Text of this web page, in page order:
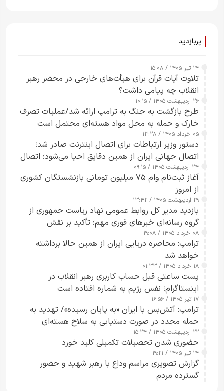
پربازدید
۱۴ تیر ۱۴۰۵ / ۱۵:۰۸
تلاوت آیات قرآن برای هیأت‌های خارجی در محضر رهبر
انقلاب چه پیامی داشت؟
۲۶ اردیبهشت ۱۴۰۵ / ۱۰:۱۵
طرح‌ بازگشت به جنگ به ترامپ ارائه شد/عملیات تصرف
خارک و حمله به محل مواد هسته‌ای محتمل است
۰۵ خرداد ۱۴۰۵ / ۱۳:۲۸
دستور وزیر ارتباطات برای اتصال اینترنت صادر شد؛
اتصال جهانی ایران از همین دقایق احیا می‌شود؛ اتصال
کامل مردم تا ۲۴ ساعت آینده
۲۴ اردیبهشت ۱۴۰۵ / ۰۹:۱۵
آغاز ثبت‌نام وام ۷۵ میلیون تومانی بازنشستگان کشوری
از امروز
۲۹ اردیبهشت ۱۴۰۵ / ۱۳:۴۲
بازدید مدیر کل روابط عمومی نهاد ریاست جمهوری از
گروه رسانه‌ای خبرهای فوری مهم؛ تأکید بر نقش
رسانه‌های هوشمند و مسئول در ارتقای آگاهی عمومی
۰۸ خرداد ۱۴۰۵ / ۱۹:۰۸
ترامپ: محاصره دریایی ایران از همین حالا برداشته
خواهد شد
۱۸ خرداد ۱۴۰۵ / ۰۱:۳۳
پست ساعتی قبل حساب کاربری رهبر انقلاب در
اینستاگرام؛ نفس رژیم به شماره افتاده است​
۱۷ تیر ۱۴۰۵ / ۱۶:۵۶
ترامپ: آتش‌بس با ایران «به پایان رسیده»/ تهدید به
حمله مجدد در صورت دستیابی به سلاح هسته‌ای
۲۲ اردیبهشت ۱۴۰۵ / ۱۵:۲۴
حضوری شدن تحصیلات تکمیلی کلید خورد
۱۴ تیر ۱۴۰۵ / ۱۹:۲۱
گزارش تصویری مراسم وداع با رهبر شهید و حضور
گسترده مردم